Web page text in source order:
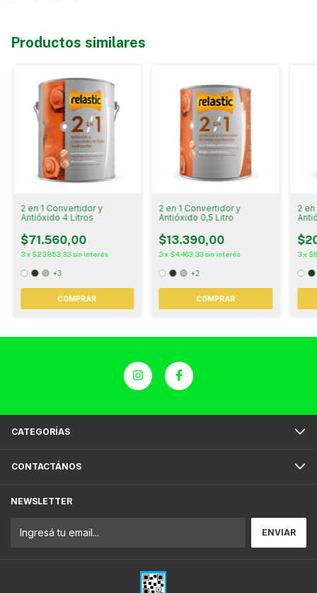
Productos similares
2 en 1 Convertidor y
Antióxido 4 Litros
$71.560,00
3x $23.853,33 sin interés
+3
COMPRAR
2 en 1 Convertidor y
Antióxido 0,5 Litro
$13.390,00
3x $4.463,33 sin interés
+2
COMPRAR
2
3x
CATEGORÍAS
CONTACTÁNOS
NEWSLETTER